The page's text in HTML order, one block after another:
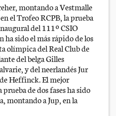
montando a Vestmalle
el Trofeo RCPB, la prueba
del 111º CSIO
ha sido el más rápido de los
olímpica del Real Club de
del belga Gilles
y del neerlandés Jur
Heffinck. El mejor
de dos fases ha sido
montando a Jup, en la